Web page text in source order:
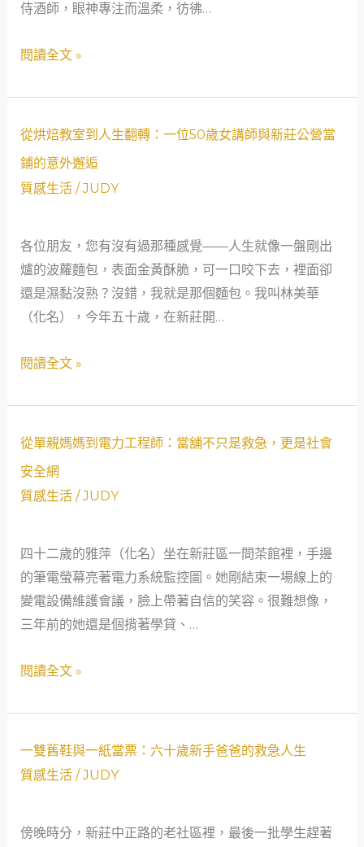
侍酒師，眼神專注而溫柔，彷彿…
親
酒
新
公
營
鋪
找
到
的
會
全
網
閱讀全文 »
從烘焙教室到人生翻轉：一位50歲女講師與新莊公營當
鋪的意外邂逅
質感生活/JUDY
各位朋友，您有沒有過那種感覺——人生就像一盤剛出
爐的波蘿麵包，表面金黃酥脆，可一口咬下去，裡面卻
還是濕黏沒熟？沒錯，我就是那個麵包。我叫林美華
（化名），今年五十歲，在新莊開…
從
教
到
人
生
翻
一
歲
講
師
新
莊
公
營
鋪
意
邂
閱讀全文 »
從單親媽媽到電力工程師：當舖不只是救急，更是社會
安全網
質感生活/JUDY
四十二歲的雅萍（化名）坐在新莊區一間茶館裡，手邊
的筆電螢幕亮著電力系統監控圖。她剛結束一場線上的
變電設備維護會議，臉上帶著自信的笑容。很難想像，
三年前的她還是個揹著學貸、…
從
媽
到
電
力
工
師：
只
急，
閱讀全文 »
一雙舊鞋與一紙當票：六十歲新手爸爸的救急人生
質感生活/JUDY
傍晚時分，新莊中正路的老社區裡，最後一批學生趕著
雙
與